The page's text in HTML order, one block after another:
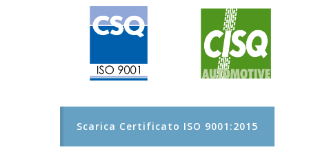
Scarica Certificato ISO 9001:2015